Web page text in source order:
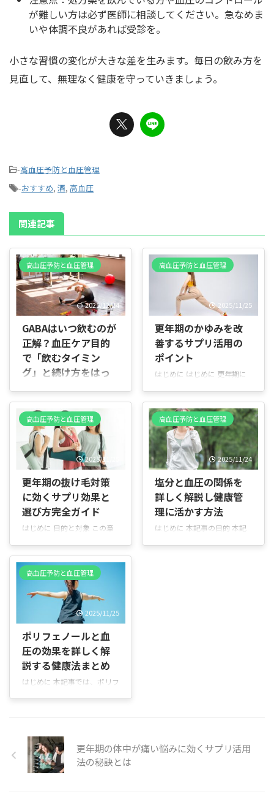
が難しい方は必ず医師に相談してください。急なめま
いや体調不良があれば受診を。
小さな習慣の変化が大きな差を生みます。毎日の飲み方を
見直して、無理なく健康を守っていきましょう。
-高血圧予防と血圧管理
-おすすめ, 酒, 高血圧
関連記事
高血圧予防と血圧管理
2025/12/24
GABAはいつ飲むのが
正解？血圧ケア目的
で「飲むタイミン
グ」と続け方をはっ
はじめに 結論から言うと、
GABAを血圧目的で飲むなら
「飲む時間」に神経質になる
必要はなく、毎日忘れずに続
けられる時間に習慣化するの
が最もおすすめです。 朝でも
夜でも効果に大きな差は出な
いため、生活リズムに合わな
い時間を無理に選ぶより、継
続できることを優先すべきで
す。 GABAは体内でリラック
やストレスに穏やかに作用し
ます。 摂取後すぐに劇的な変
化を起こす成分ではなく、一
定量を継続して取り入れるこ
とで、日常の血圧変動を安定
させる方向に働くことが特徴
です。 ...
高血圧予防と血圧管理
2025/11/25
更年期のかゆみを改
善するサプリ活用の
ポイント
はじめに はじめに 更年期に
多くいらっしゃいます。本記
事は、特にデリケートゾーン
や全身の皮膚に起きるかゆみ
を中心に、原因や特徴、効果
が期待できるサプリメント成
分、実際の商品や選び方のポ
イント、注意点、日常ででき
るセルフケアまでをわかりや
すく解説します。 誰のための
でいる方 家族やパートナーと
してサポートしたい方 サプリ
高血圧予防と血圧管理
2025/11/25
更年期の抜け毛対策
に効くサプリ効果と
選び方完全ガイド
はじめに 目的と対象 この章
り、髪の量や細さの変化に不
安を感じている方、家族のケ
アを考えている方、生活習慣
やサプリでできる対策を知り
たい方に向けた内容です。 本
記事で扱うこと 本記事は更年
期の抜け毛について、原因か
ら対策までをやさしく分かり
やすくまとめます。具体的に
に抜け毛が起こる仕組み - サ
プリメントで期待できる成分
チや日常ケアとの併用方法 -
使用上の注意点と ...
高血圧予防と血圧管理
2025/11/24
塩分と血圧の関係を
詳しく解説し健康管
理に活かす方法
はじめに 本記事の目的 本記
（簡単な説明） 一日の塩分目
高血圧予防と血圧管理
2025/11/25
ポリフェノールと血
圧の効果を詳しく解
説する健康法まとめ
はじめに 本記事では、ポリフ
はたらきや血流に関わる可能
性があるため、生活習慣の見
直しに役立ちます。 この記事
更年期の体中が痛い悩みに効くサプリ活用
法の秘訣とは